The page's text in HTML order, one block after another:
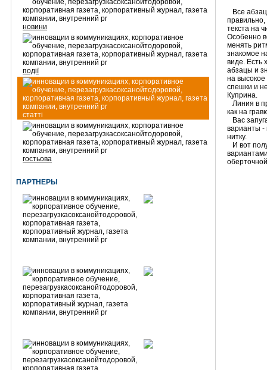
новини
події
статті
гостьова
ПАРТНЕРЫ
Все
правильно,
текста на
Особенно
менять
знакомое
виде. Есть
абзацы и
на высокое
спешки и
Куприна.
Линия в
как на
Вас
варианты -
нитку.
И вот